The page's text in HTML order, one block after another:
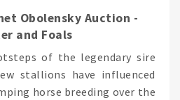
Obolensky Auction -
and Foals
of the legendary sire
stallions have influenced
horse breeding over the